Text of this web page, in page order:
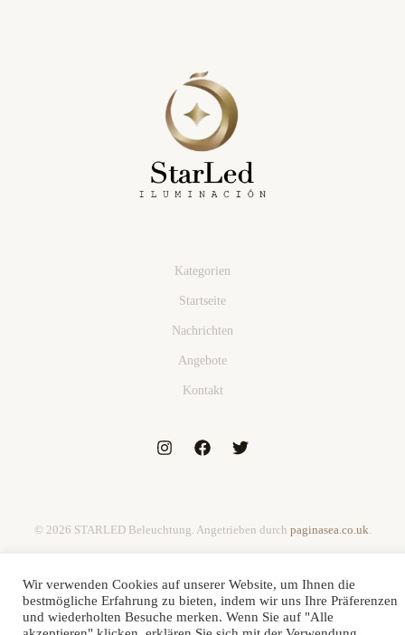
Kategorien
Startseite
Nachrichten
Angebote
Kontakt
© 2026 STARLED Beleuchtung. Angetrieben durch paginasea.co.uk
Wir verwenden Cookies auf unserer Website, um Ihnen die
bestmögliche Erfahrung zu bieten, indem wir uns Ihre Präferenzen
und wiederholten Besuche merken. Wenn Sie auf "Alle